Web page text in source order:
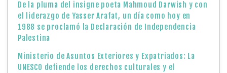
De la pluma del insigne poeta Mahmoud Darwish y con
el liderazgo de Yasser Arafat, un día como hoy en
1988 se proclamó la Declaración de Independencia
Palestina
Ministerio de Asuntos Exteriores y Expatriados: La
UNESCO defiende los derechos culturales y el